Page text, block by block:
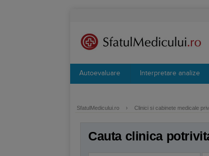
Autoevaluare Interpretare analize
SfatulMedicului.ro › Clinici si cabinete medicale
Cauta clinica